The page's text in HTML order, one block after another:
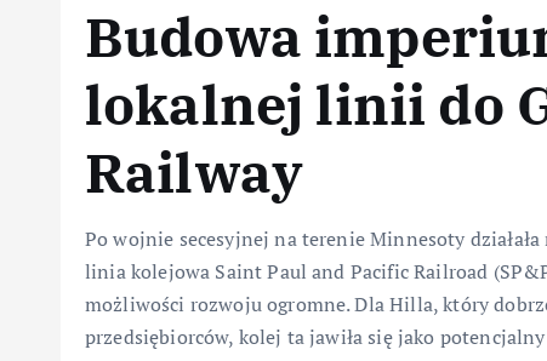
Budowa
lokalnej linii do
Railway
Po wojnie secesyjnej na terenie Minnesoty
linia kolejowa Saint Paul and Pacific Railroad
możliwości rozwoju ogromne. Dla Hilla, który
przedsiębiorców, kolej ta jawiła się jako